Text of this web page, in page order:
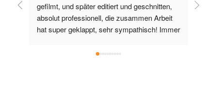
gefilmt, und später editiert und geschnitten,
absolut professionell, die zusammen Arbeit
hat super geklappt, sehr sympathisch! Immer